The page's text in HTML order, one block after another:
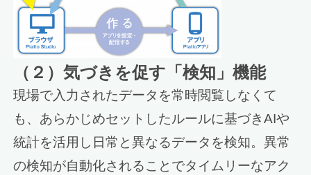
（２）気づきを促す「検知」機能
現場で入力されたデータを常時閲覧しなくて
も、あらかじめセットしたルールに基づきAIや
統計を活用し日常と異なるデータを検知。異常
の検知が自動化されることでタイムリーなアク